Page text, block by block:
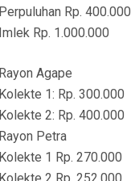
Perpuluhan Rp. 400.000
Imlek Rp. 1.000.000
Rayon Agape
Kolekte 1: Rp. 300.000
Kolekte 2: Rp. 400.000
Rayon Petra
Kolekte 1 Rp. 270.000